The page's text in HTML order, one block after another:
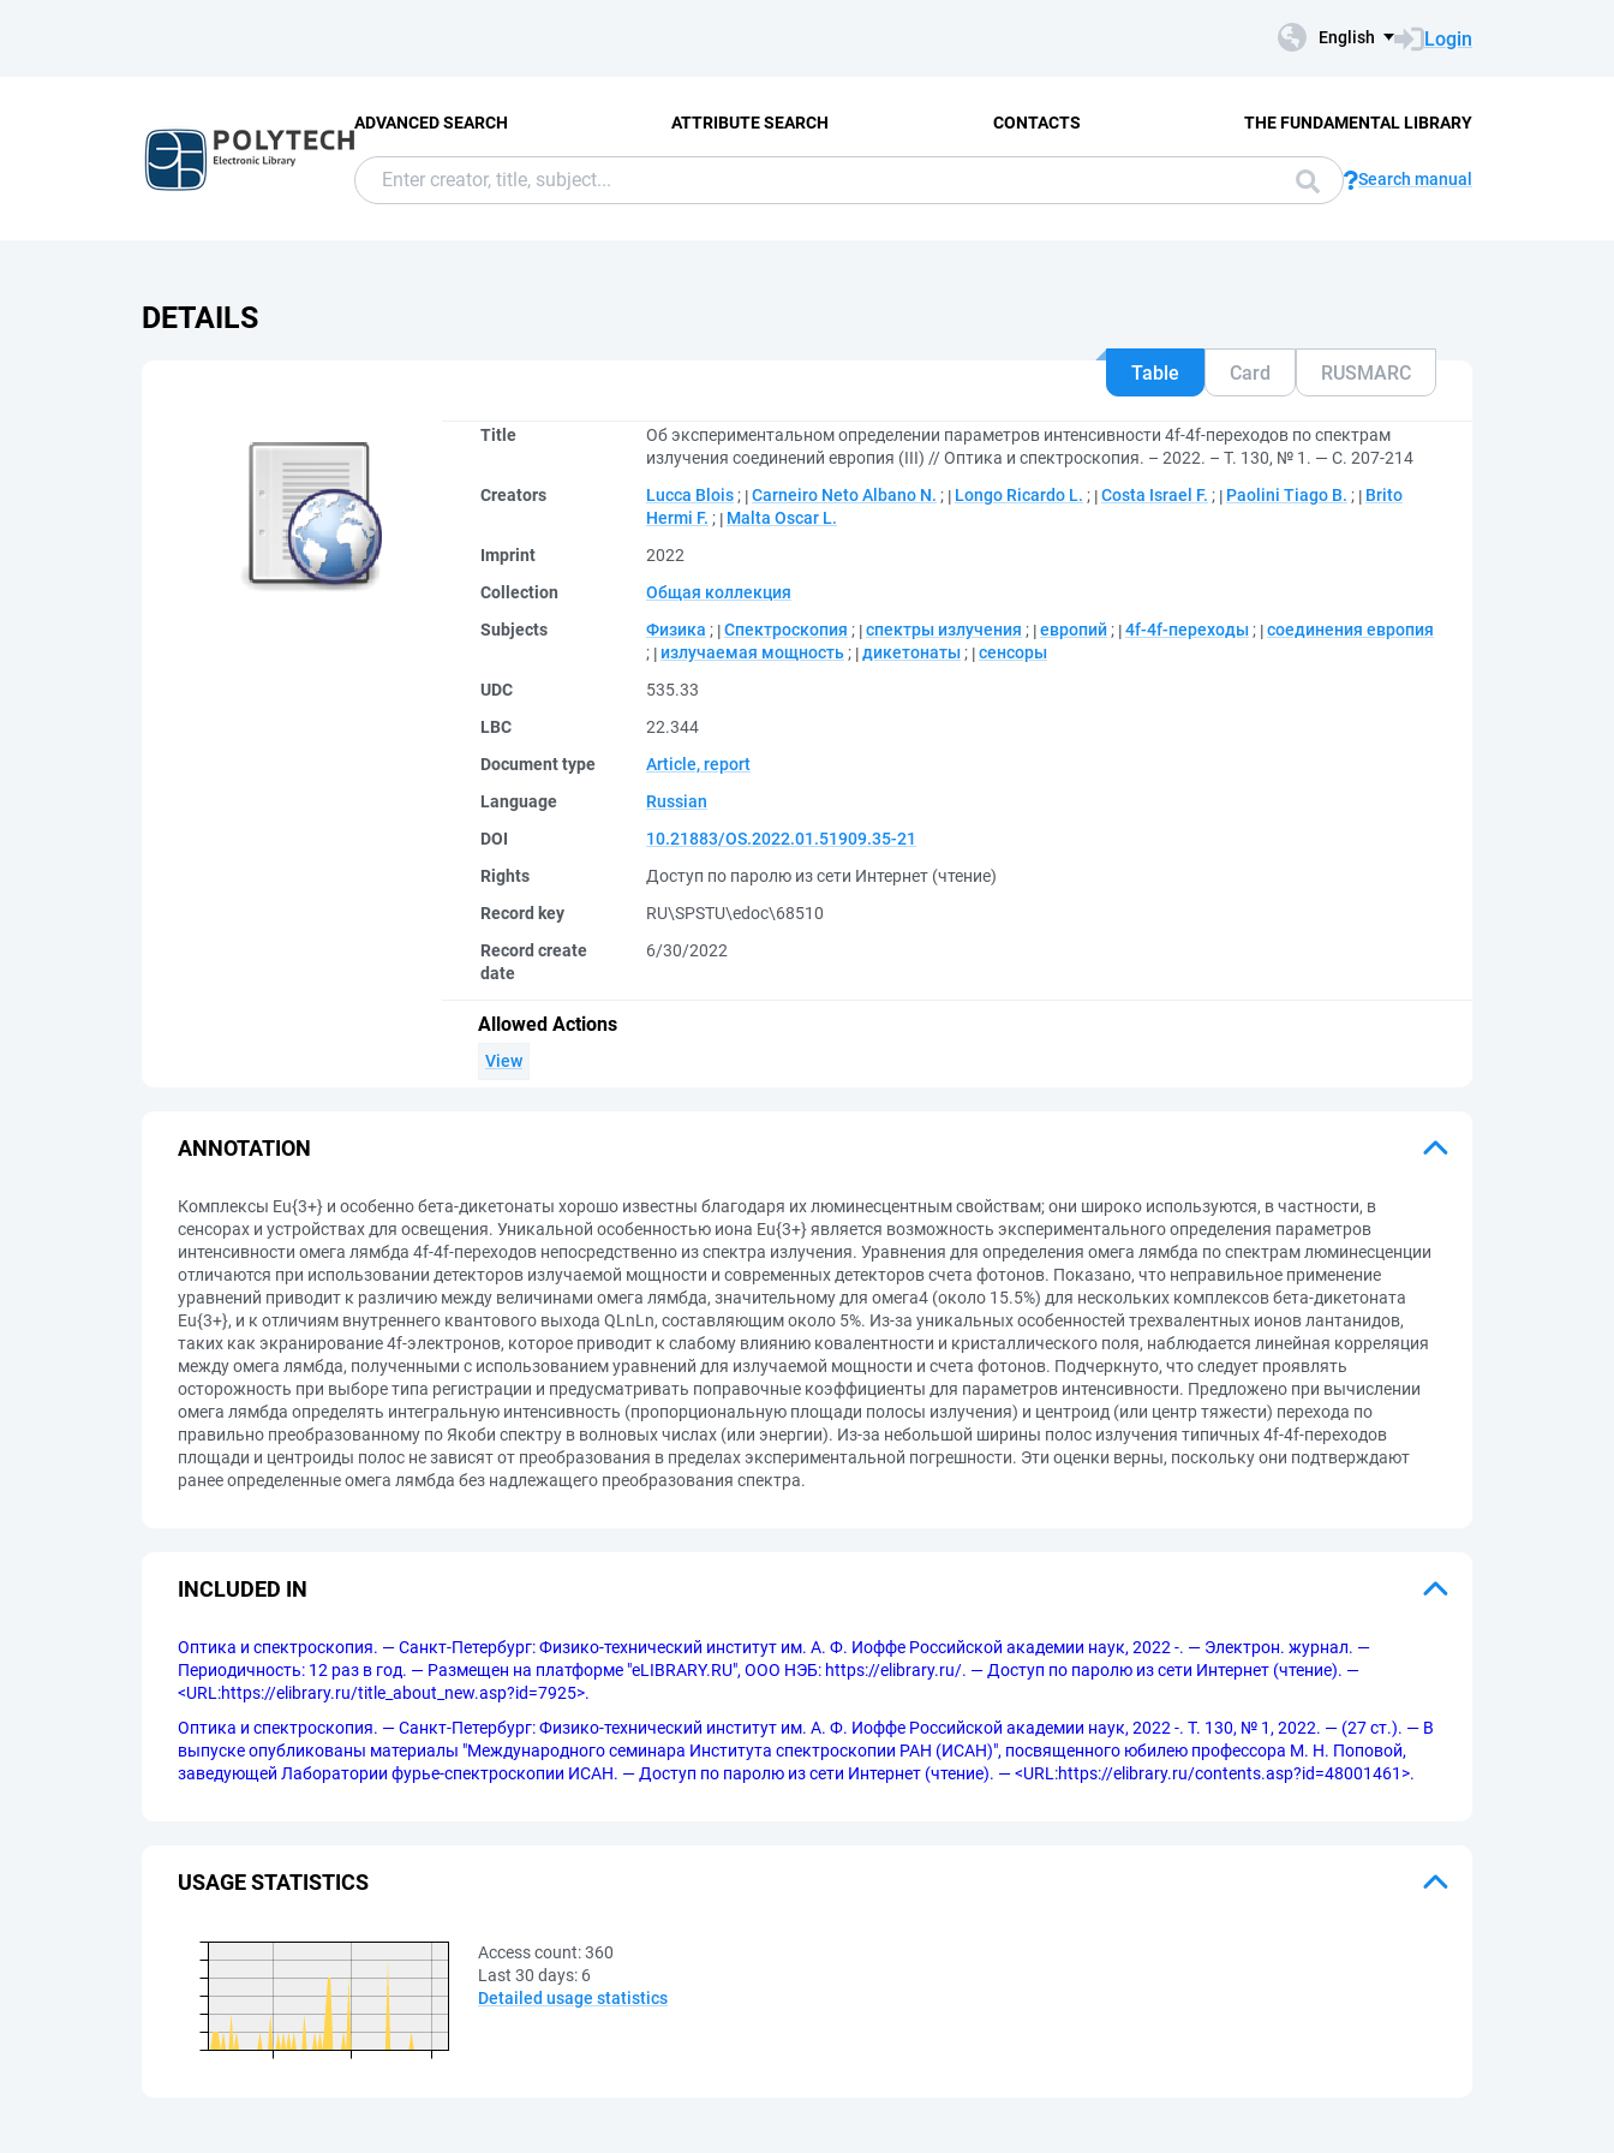
English Login
ADVANCED SEARCH ATTRIBUTE SEARCH CONTACTS THE FUNDAMENTAL LIBRARY
Search manual
DETAILS
Table Card RUSMARC
Title
Об экспериментальном определении параметров интенсивности 4f-4f-переходов по спектрам
излучения соединений европия (III) // Оптика и спектроскопия. – 2022. – Т. 130, № 1. — С. 207-214
Creators
Lucca Blois ; Carneiro Neto Albano N. ; Longo Ricardo L. ; Costa Israel F. ; Paolini Tiago B. ;
Brito
Hermi F. ;
Malta Oscar L.
Imprint
2022
Collection
Общая коллекция
Subjects
Физика ; Спектроскопия ; спектры излучения ; европий ; 4f-4f-переходы ; соединения европия
;
излучаемая мощность ; дикетонаты ; сенсоры
UDC
535.33
LBC
22.344
Document type
Article, report
Language
Russian
DOI
10.21883/OS.2022.01.51909.35-21
Rights
Доступ по паролю из сети Интернет (чтение)
Record key
RU\SPSTU\edoc\68510
Record create
date
6/30/2022
Allowed Actions
View
ANNOTATION
Комплексы Eu{3+} и особенно бета-дикетонаты хорошо известны благодаря их люминесцентным свойствам; они широко используются, в частности, в
сенсорах и устройствах для освещения. Уникальной особенностью иона Eu{3+} является возможность экспериментального определения параметров
интенсивности омега лямбда 4f-4f-переходов непосредственно из спектра излучения. Уравнения для определения омега лямбда по спектрам люминесценции
отличаются при использовании детекторов излучаемой мощности и современных детекторов счета фотонов. Показано, что неправильное применение
уравнений приводит к различию между величинами омега лямбда, значительному для омега4 (около 15.5%) для нескольких комплексов бета-дикетоната
Eu{3+}, и к отличиям внутреннего квантового выхода QLnLn, составляющим около 5%. Из-за уникальных особенностей трехвалентных ионов лантанидов,
таких как экранирование 4f-электронов, которое приводит к слабому влиянию ковалентности и кристаллического поля, наблюдается линейная корреляция
между омега лямбда, полученными с использованием уравнений для излучаемой мощности и счета фотонов. Подчеркнуто, что следует проявлять
осторожность при выборе типа регистрации и предусматривать поправочные коэффициенты для параметров интенсивности. Предложено при вычислении
омега лямбда определять интегральную интенсивность (пропорциональную площади полосы излучения) и центроид (или центр тяжести) перехода по
правильно преобразованному по Якоби спектру в волновых числах (или энергии). Из-за небольшой ширины полос излучения типичных 4f-4f-переходов
площади и центроиды полос не зависят от преобразования в пределах экспериментальной погрешности. Эти оценки верны, поскольку они подтверждают
ранее определенные омега лямбда без надлежащего преобразования спектра.
INCLUDED IN
Оптика и спектроскопия. — Санкт-Петербург: Физико-технический институт им. А. Ф. Иоффе Российской академии наук, 2022 -. — Электрон. журнал. —
Периодичность: 12 раз в год. — Размещен на платформе "eLIBRARY.RU", ООО НЭБ: https://elibrary.ru/. — Доступ по паролю из сети Интернет (чтение). —
<URL:https://elibrary.ru/title_about_new.asp?id=7925>.
Оптика и спектроскопия. — Санкт-Петербург: Физико-технический институт им. А. Ф. Иоффе Российской академии наук, 2022 -. Т. 130, № 1, 2022. — (27 ст.). — В
выпуске опубликованы материалы "Международного семинара Института спектроскопии РАН (ИСАН)", посвященного юбилею профессора М. Н. Поповой,
заведующей Лаборатории фурье-спектроскопии ИСАН. — Доступ по паролю из сети Интернет (чтение). — <URL:https://elibrary.ru/contents.asp?id=48001461>.
USAGE STATISTICS
Access count:360
Last 30 days: 6
Detailed usage statistics